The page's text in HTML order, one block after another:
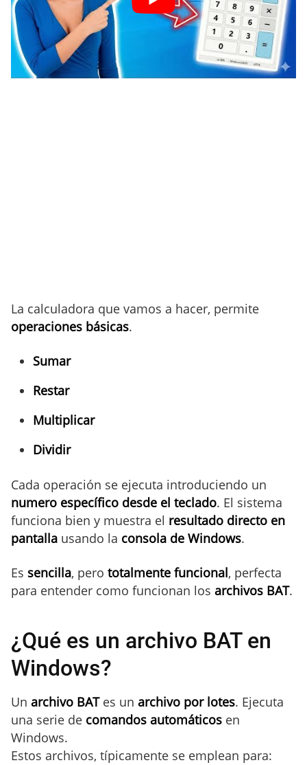
La calculadora que vamos a hacer, permite
operaciones básicas.
Sumar
Restar
Multiplicar
Dividir
Cada operación se ejecuta introduciendo un
numero específico desde el teclado. El sistema
funciona bien y muestra el resultado directo en
pantalla usando la consola de Windows.
Es sencilla, pero totalmente funcional, perfecta
para entender como funcionan los archivos BAT.
¿Qué es un archivo BAT en
Windows?
Un archivo BATes un archivo por lotes. Ejecuta
una serie de comandos automáticos en
Windows.
Estos archivos, típicamente se emplean para: